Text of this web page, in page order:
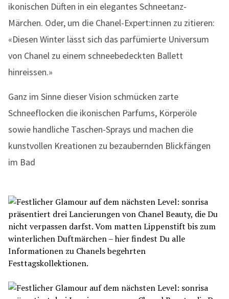
ikonischen Düften in ein elegantes Schneetanz-
Märchen. Oder, um die Chanel-Expert:innen zu zitieren:
«Diesen Winter lässt sich das parfümierte Universum
von Chanel zu einem schneebedeckten Ballett
hinreissen.»
Ganz im Sinne dieser Vision schmücken zarte
Schneeflocken die ikonischen Parfums, Körperöle
sowie handliche Taschen-Sprays und machen die
kunstvollen Kreationen zu bezaubernden Blickfängen
im Bad